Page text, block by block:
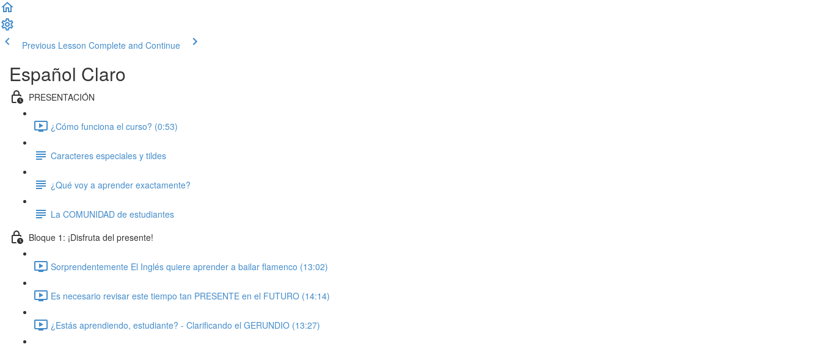
Previous Lesson Complete and Continue
Español Claro
PRESENTACIÓN
¿Cómo funciona el curso? (0:53)
Caracteres especiales y tildes
¿Qué voy a aprender exactamente?
La COMUNIDAD de estudiantes
Bloque 1: ¡Disfruta del presente!
Sorprendentemente El Inglés quiere aprender a bailar flamenco (13:02)
Es necesario revisar este tiempo tan PRESENTE en el FUTURO (14:14)
¿Estás aprendiendo, estudiante? - Clarificando el GERUNDIO (13:27)